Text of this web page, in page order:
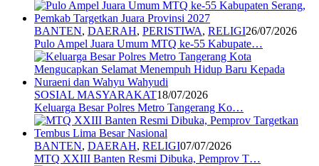
BANTEN, DAERAH, PERISTIWA, RELIGI26/07/2026
Pulo Ampel Juara Umum MTQ ke-55 Kabupate…
SOSIAL MASYARAKAT18/07/2026
Keluarga Besar Polres Metro Tangerang Ko…
BANTEN, DAERAH, RELIGI07/07/2026
MTQ XXIII Banten Resmi Dibuka, Pemprov T…